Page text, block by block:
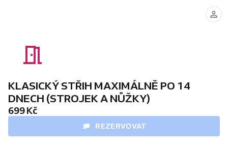
KLASICKÝ STŘIH MAXIMÁLNĚ PO 14
DNECH (STROJEK A NŮŽKY)
699 Kč
REZERVOVAT